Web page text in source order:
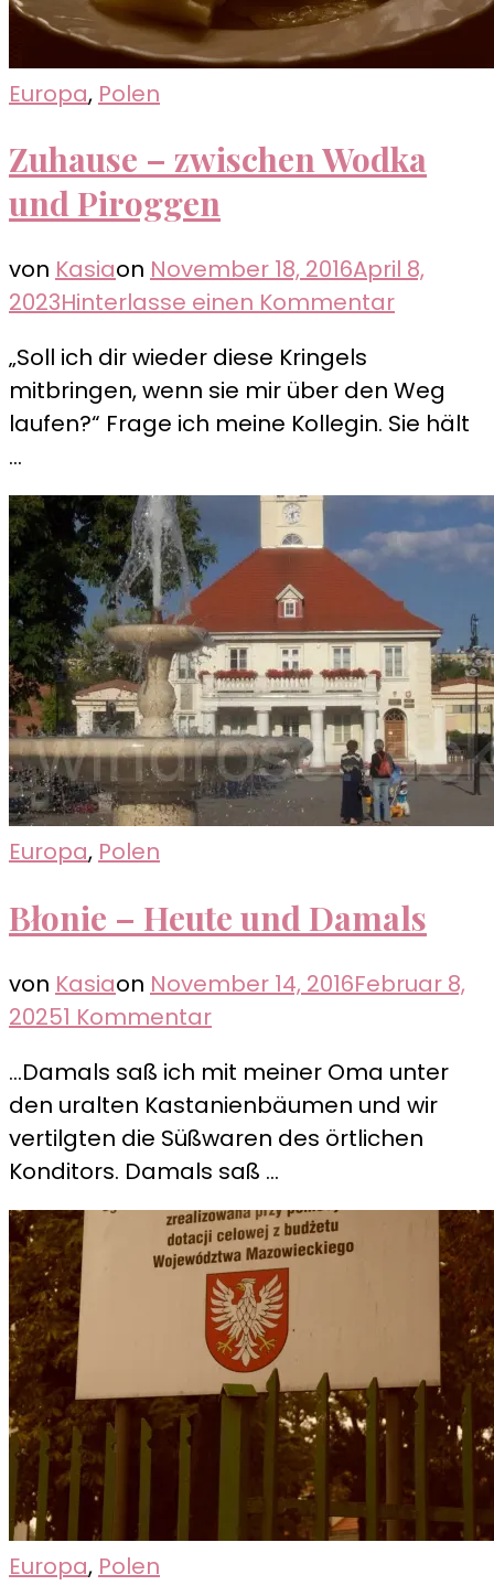
Europa, Polen
Zuhause – zwischen Wodka
und Piroggen
von Kasiaon November 18, 2016April 8,
2023Hinterlasse einen Kommentarzu
zwischen
Wodka
Piroggen
„Soll ich dir wieder diese Kringels
mitbringen, wenn sie mir über den Weg
laufen?“ Frage ich meine Kollegin. Sie hält
…
Europa, Polen
Błonie – Heute und Damals
von Kasiaon November 14, 2016Februar 8,
20251 Kommentarzu
–
Heute
und
Damals
…Damals saß ich mit meiner Oma unter
den uralten Kastanienbäumen und wir
vertilgten die Süßwaren des örtlichen
Konditors. Damals saß …
Europa, Polen